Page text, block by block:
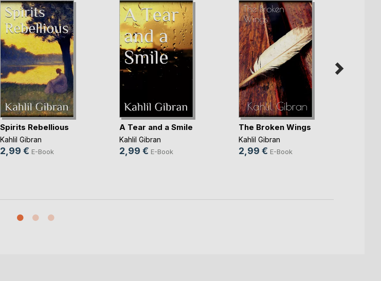
Spirits Rebellious
Kahlil Gibran
2,99 € E-Book
A Tear and a Smile
Kahlil Gibran
2,99 € E-Book
The Broken Wings
Kahlil Gibran
2,99 € E-Book